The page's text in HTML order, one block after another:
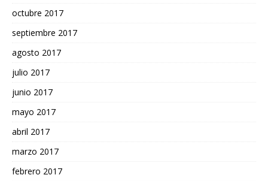
octubre 2017
septiembre 2017
agosto 2017
julio 2017
junio 2017
mayo 2017
abril 2017
marzo 2017
febrero 2017